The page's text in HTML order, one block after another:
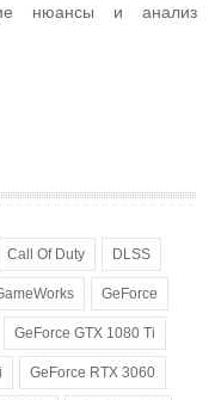
нюансы и анализ
Call Of Duty DLSS
GeForce
GeForce GTX 1080 Ti
GeForce RTX 3060